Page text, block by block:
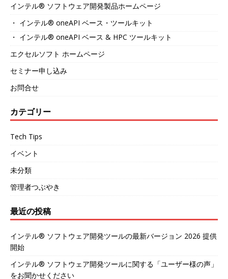
インテル® ソフトウェア開発製品ホームページ
・ インテル® oneAPI ベース・ツールキット
・ インテル® oneAPI ベース & HPC ツールキット
エクセルソフト ホームページ
セミナー申し込み
お問合せ
カテゴリー
Tech Tips
イベント
未分類
管理者つぶやき
最近の投稿
インテル® ソフトウェア開発ツールの最新バージョン 2026 提供
開始
インテル® ソフトウェア開発ツールに関する「ユーザー様の声」
をお聞かせください